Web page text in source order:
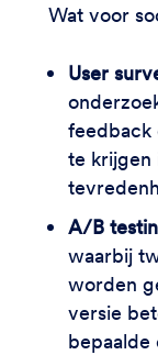
Wat voor
User
feedback
te krijgen
A/B
waarbij
worden
versie
bepaalde